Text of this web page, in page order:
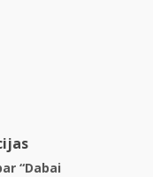
“Dabai